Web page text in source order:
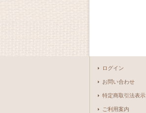
ログイン
お問い合わせ
特定商取引法表示
ご利用案内